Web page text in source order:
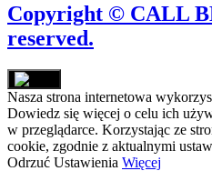
Copyright © CALL
reserved.
Nasza strona internetowa
Dowiedz się więcej o celu ich
w przeglądarce. Korzystając ze
cookie, zgodnie z aktualnymi
Odrzuć Ustawienia Więcej